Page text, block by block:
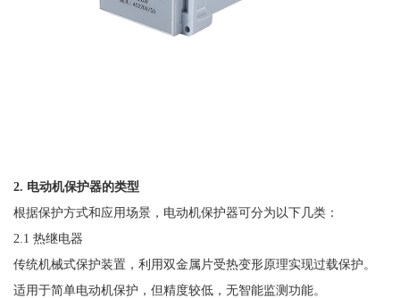
2. 电动机保护器的类型
根据保护方式和应用场景，电动机保护器可分为以下几类：
2.1 热继电器
传统机械式保护装置，利用双金属片受热变形原理实现过载保护。
适用于简单电动机保护，但精度较低，无智能监测功能。